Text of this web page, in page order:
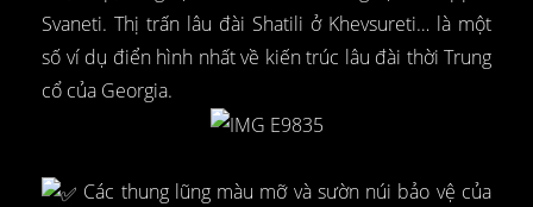
Svaneti. Thị trấn lâu đài Shatili ở Khevsureti… là một
số ví dụ điển hình nhất về kiến trúc lâu đài thời Trung
cổ của Georgia.
Các thung lũng màu mỡ và sườn núi bảo vệ của